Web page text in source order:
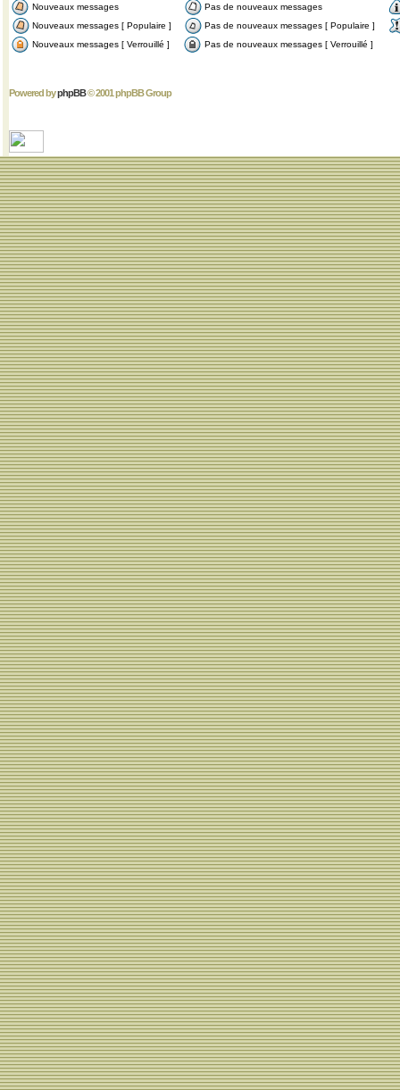
Nouveaux messages
Pas de nouveaux messages
Nouveaux messages [ Populaire ]
Pas de nouveaux messages [ Populaire ]
Nouveaux messages [ Verrouillé ]
Pas de nouveaux messages [ Verrouillé ]
Powered byphpBB© 2001 phpBB Group